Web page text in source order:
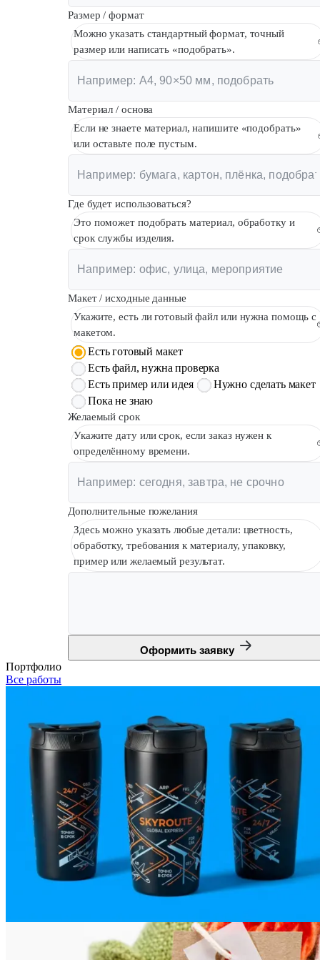
Размер / формат
Можно указать стандартный формат, точный
размер или написать «подобрать».
Материал / основа
Если не знаете материал, напишите «подобрать»
или оставьте поле пустым.
Где будет использоваться?
Это поможет подобрать материал, обработку и
срок службы изделия.
Макет / исходные данные
Укажите, есть ли готовый файл или нужна помощь с
макетом.
Есть готовый макет
Есть файл, нужна проверка
Есть пример или идея
Нужно сделать макет
Пока не знаю
Желаемый срок
Укажите дату или срок, если заказ нужен к
определённому времени.
Дополнительные пожелания
Здесь можно указать любые детали: цветность,
обработку, требования к материалу, упаковку,
пример или желаемый результат.
Оформить заявку
Портфолио
Все работы